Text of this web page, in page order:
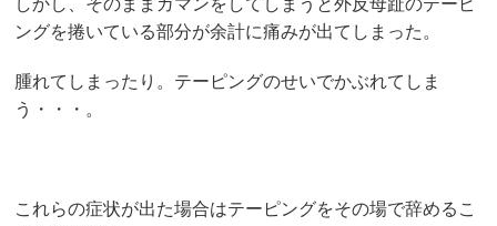
しかし、そのままガマンをしてしまうと外反母趾のテーピ
ングを捲いている部分が余計に痛みが出てしまった。
腫れてしまったり。テーピングのせいでかぶれてしま
う・・・。
これらの症状が出た場合はテーピングをその場で辞めるこ